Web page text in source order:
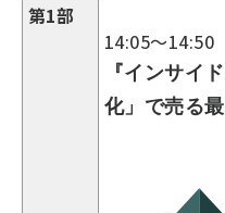
第1部
14:05～14:50
『インサイ
化」で売る